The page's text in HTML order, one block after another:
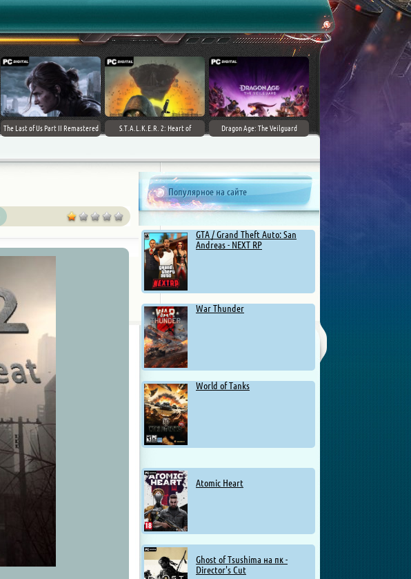
The Last of Us Part II Remastered
S.T.A.L.K.E.R. 2: Heart of
Dragon Age: The Veilguard
Популярное на сайте
GTA / Grand Theft Auto: San
Andreas - NEXT RP
War Thunder
World of Tanks
Atomic Heart
Ghost of Tsushima на пк -
Director's Cut